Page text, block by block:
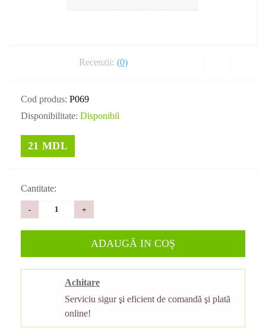
Recenzii: (0)
Cod produs: P069
Disponibilitate: Disponibil
21 MDL
Cantitate:
- +
ADAUGĂ IN COŞ
Achitare
Serviciu sigur şi eficient de comandă şi plată
online!